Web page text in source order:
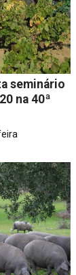
seminário
na 40ª